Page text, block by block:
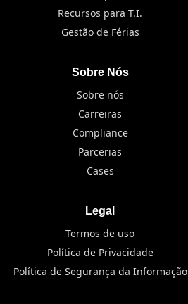
Recursos para T.I.
Gestão de Férias
Sobre Nós
Sobre nós
Carreiras
Compliance
Parcerias
Cases
Legal
Termos de uso
Política de Privacidade
Política de Segurança da Informação